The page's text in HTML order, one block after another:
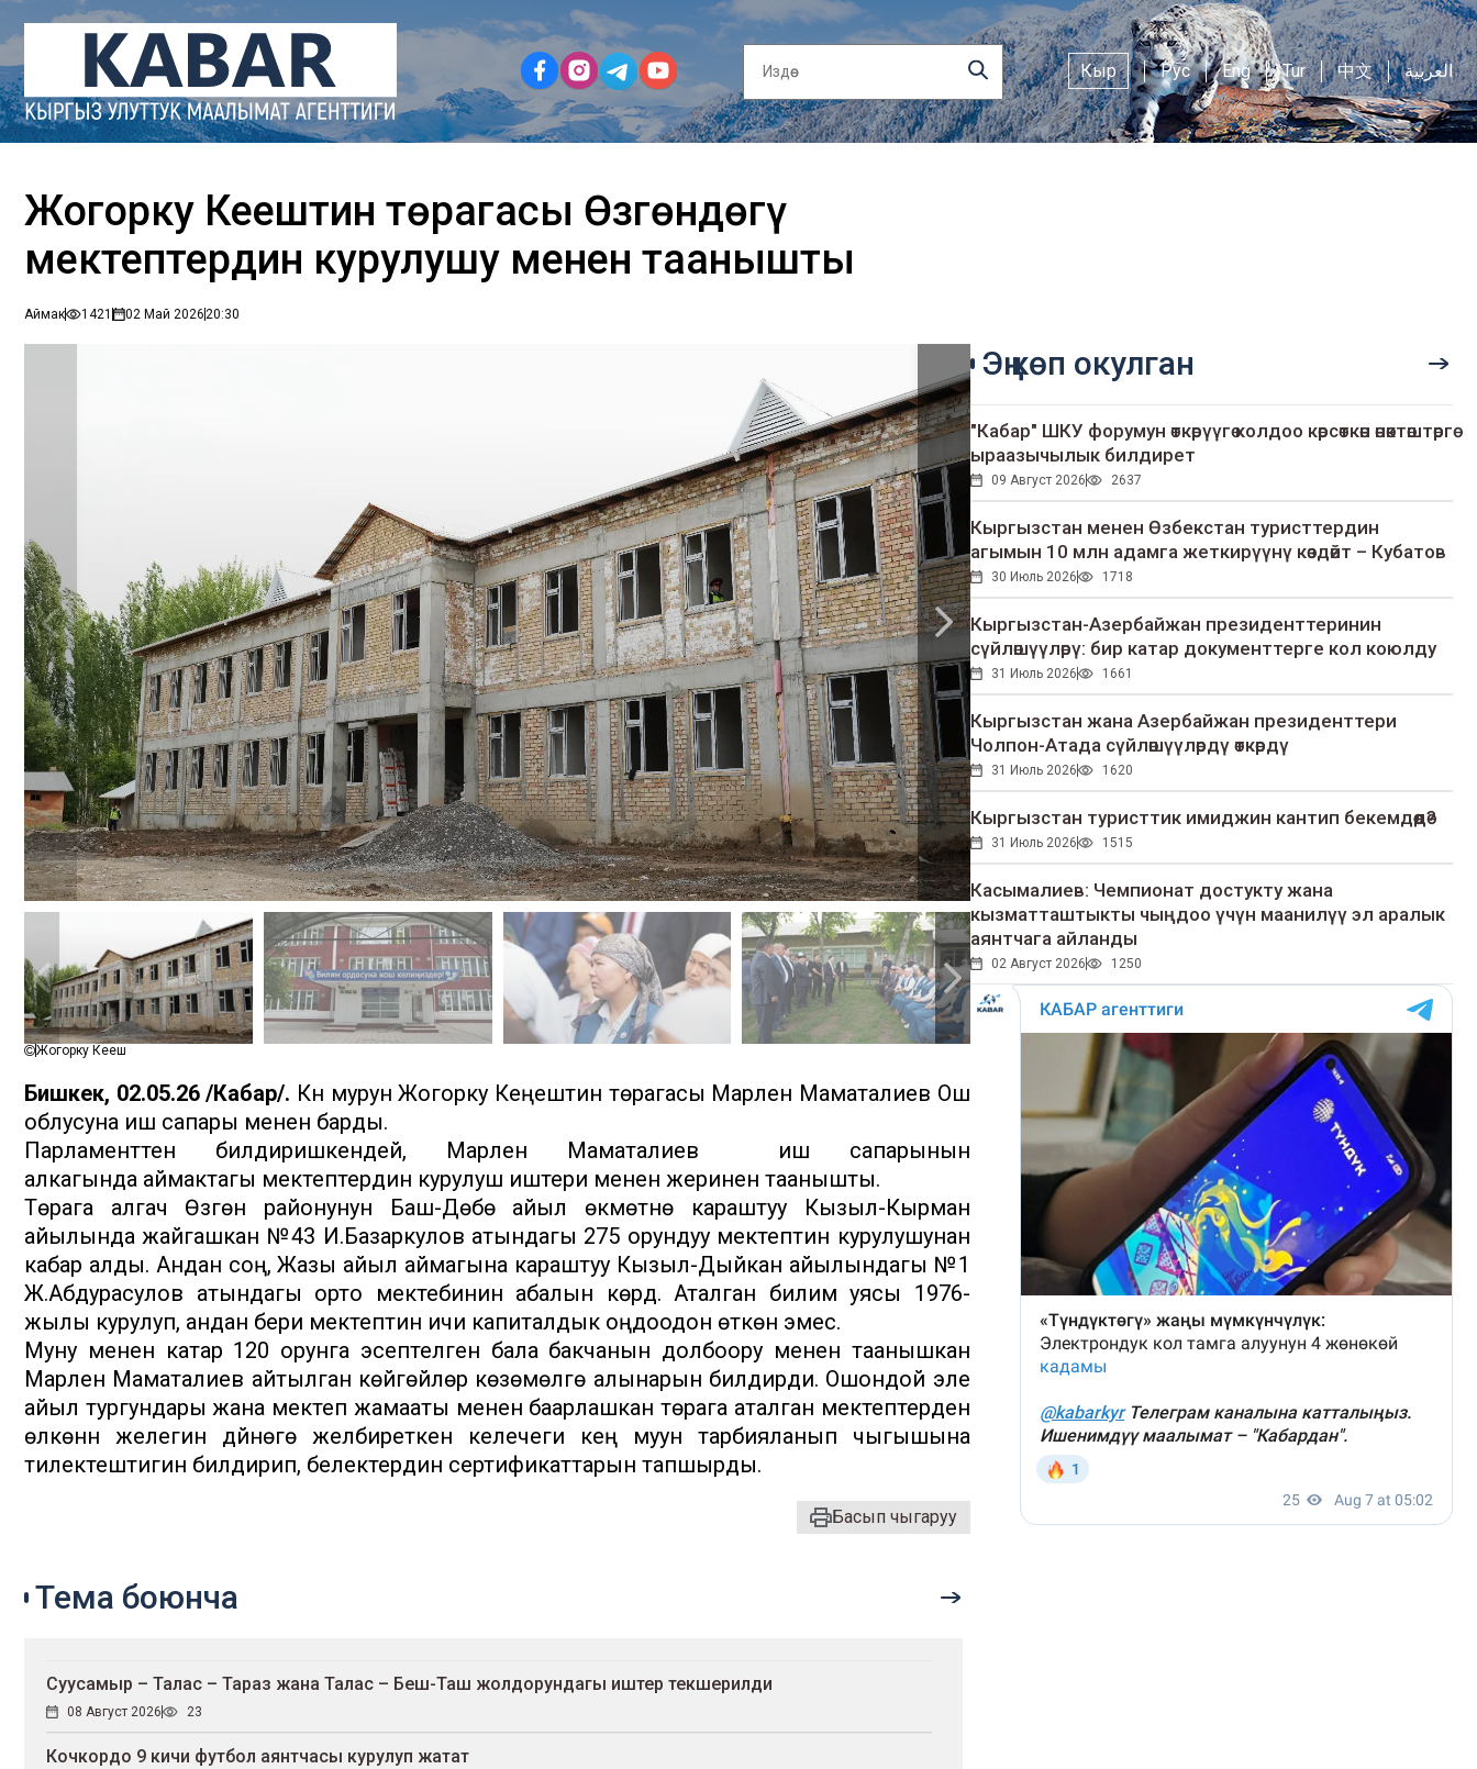
Кыр Рус Eng Tur 中文 العربية
Жогорку Кеңештин төрагасы Өзгөндөгү
мектептердин курулушу менен таанышты
Аймак 1421 02 Май 202620:30
Жогорку Кеңеш
Бишкек, 02.05.26 /Кабар/. Күн мурун Жогорку Кеңештин төрагасы Марлен Маматалиев Ош
облусуна иш сапары менен барды.
Парламенттен билдиришкендей, Марлен Маматалиев иш сапарынын
алкагында аймактагы мектептердин курулуш иштери менен жеринен таанышты.
Төрага алгач Өзгөн районунун Баш-Дөбө айыл өкмөтүнө караштуу Кызыл-Кырман
айылында жайгашкан №43 И.Базаркулов атындагы 275 орундуу мектептин курулушунан
кабар алды. Андан соң, Жазы айыл аймагына караштуу Кызыл-Дыйкан айылындагы №1
Ж.Абдурасулов атындагы орто мектебинин абалын көрдү. Аталган билим уясы 1976-
жылы курулуп, андан бери мектептин ичи капиталдык оңдоодон өткөн эмес.
Муну менен катар 120 орунга эсептелген бала бакчанын долбоору менен таанышкан
Марлен Маматалиев айтылган көйгөйлөр көзөмөлгө алынарын билдирди. Ошондой эле
айыл тургундары жана мектеп жамааты менен баарлашкан төрага аталган мектептерден
өлкөнүн желегин дүйнөгө желбиреткен келечеги кең муун тарбияланып чыгышына
тилектештигин билдирип, белектердин сертификаттарын тапшырды.
Басып чыгаруу
Эң көп окулган
"Кабар" ШКУ форумун өткөрүүгө колдоо көрсөткөн өнөктөштөргө
ыраазычылык билдирет
09 Август 2026 2637
Кыргызстан менен Өзбекстан туристтердин
агымын 10 млн адамга жеткирүүнү көздөйт – Кубатов
30 Июль 2026 1718
Кыргызстан-Азербайжан президенттеринин
сүйлөшүүлөрү: бир катар документтерге кол коюлду
31 Июль 2026 1661
Кыргызстан жана Азербайжан президенттери
Чолпон-Атада сүйлөшүүлөрдү өткөрдү
31 Июль 2026 1620
Кыргызстан туристтик имиджин кантип бекемдөөдө?
31 Июль 2026 1515
Касымалиев: Чемпионат достукту жана
кызматташтыкты чыңдоо үчүн маанилүү эл аралык
аянтчага айланды
02 Август 2026 1250
Тема боюнча
Суусамыр – Талас – Тараз жана Талас – Беш-Таш жолдорундагы иштер текшерилди
08 Август 2026 23
Кочкордо 9 кичи футбол аянтчасы курулуп жатат